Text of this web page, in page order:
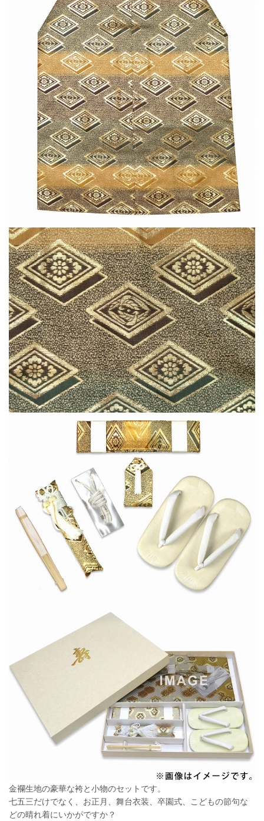
金襴生地の豪華な袴と小物のセットです。
七五三だけでなく、お正月、舞台衣装、卒園式、こどもの節句な
どの晴れ着にいかがですか？